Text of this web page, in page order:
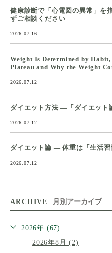
健康診断で「心電図の異常」を
ずご相談ください
2026.07.16
Weight Is Determined by
Plateau and Why the Weight
2026.07.12
ダイエット方法 ―「ダイエット
2026.07.12
ダイエット論 ― 体重は「生活
2026.07.12
ARCHIVE 月別アーカイブ
2026年 (67)
2026年8月 (2)